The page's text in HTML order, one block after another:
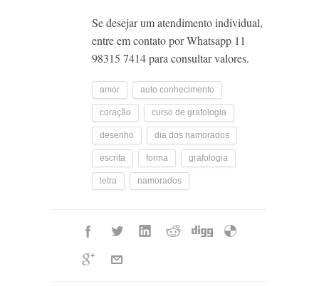
Se desejar um atendimento individual,
entre em contato por Whatsapp 11
98315 7414 para consultar valores.
amor auto conhecimento
coração curso de grafologia
desenho dia dos namorados
escrita forma grafologia
letra namorados